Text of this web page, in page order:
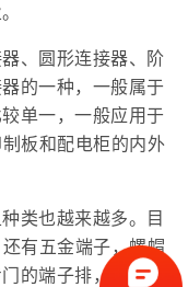
、圆形连接器、阶
的一种，一般属于
单一，一般应用于
板和配电柜的内外
类也越来越多。目
有五金端子，螺帽
的端子排，端子